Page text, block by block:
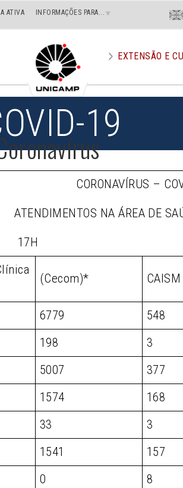
ATIVA INFORMAÇÕES PARA... MenuEn
EXTENSÃO E
19
CORONAVÍRUS –
ATENDIMENTOS NA ÁREA DE
17H
(Cecom)* CAISM
6779 548
198 3
5007 377
1574 168
33 3
1541 157
0 8